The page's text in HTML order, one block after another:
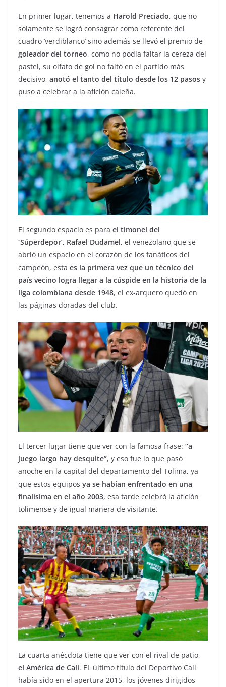
En primer lugar, tenemos a Harold Preciado, que no
solamente se logró consagrar como referente del
cuadro ‘verdiblanco’ sino además se llevó el premio de
goleador del torneo, como no podía faltar la cereza del
pastel, su olfato de gol no faltó en el partido más
decisivo, anotó el tanto del título desde los 12 pasos y
puso a celebrar a la afición caleña.
El segundo espacio es para el timonel del
´Súperdepor’, Rafael Dudamel, el venezolano que se
abrió un espacio en el corazón de los fanáticos del
campeón, esta es la primera vez que un técnico del
país vecino logra llegar a la cúspide en la historia de la
liga colombiana desde 1948, el ex-arquero quedó en
las páginas doradas del club.
El tercer lugar tiene que ver con la famosa frase: “a
juego largo hay desquite”, y eso fue lo que pasó
anoche en la capital del departamento del Tolima, ya
que estos equipos ya se habían enfrentado en una
finalísima en el año 2003, esa tarde celebró la afición
tolimense y de igual manera de visitante.
La cuarta anécdota tiene que ver con el rival de patio,
el América de Cali. EL último título del Deportivo Cali
había sido en el apertura 2015, los jóvenes dirigidos